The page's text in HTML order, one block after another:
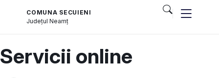
COMUNA SECUIENI
JudețulNeamț
Servicii online